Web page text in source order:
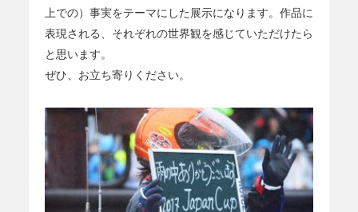
上での）事実をテーマにした展示になります。作品に
表現される、それぞれの世界観を感じていただけたら
と思います。
ぜひ、お立ち寄りください。